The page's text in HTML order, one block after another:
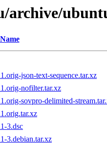
archive/
Name
json-text-sequence.tar.xz
nofilter.tar.xz
sovpro-delimited-
3.dsc
3.debian.tar.xz